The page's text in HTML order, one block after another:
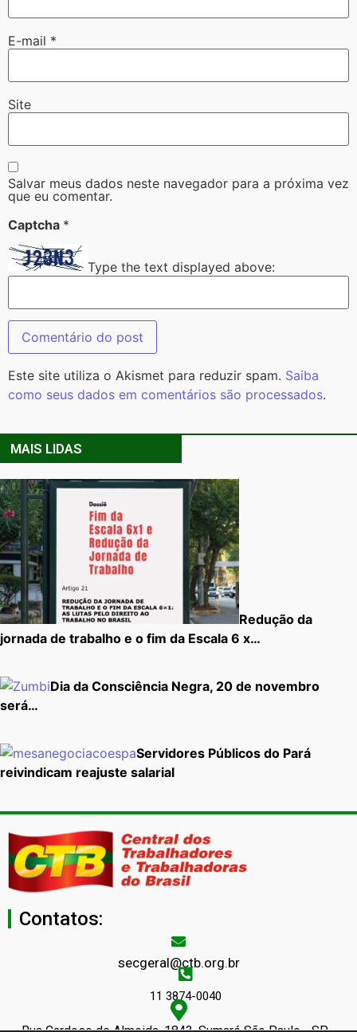
E-mail *
Site
Salvar meus dados neste navegador para a próxima vez
que eu comentar.
Captcha *
Type the text displayed above:
Este site utiliza o Akismet para reduzir spam. Saiba
como seus dados em comentários são processados.
MAIS LIDAS
Redução da
jornada de trabalho e o fim da Escala 6 x…
Dia da Consciência Negra, 20 de novembro
será…
Servidores Públicos do Pará
reivindicam reajuste salarial
Contatos:
secgeral@ctb.org.br
11 3874-0040